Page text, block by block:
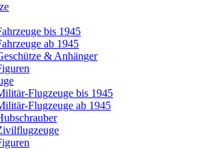
bis 1945
ab 1945
& Anhänger
Flugzeuge bis 1945
Flugzeuge ab 1945